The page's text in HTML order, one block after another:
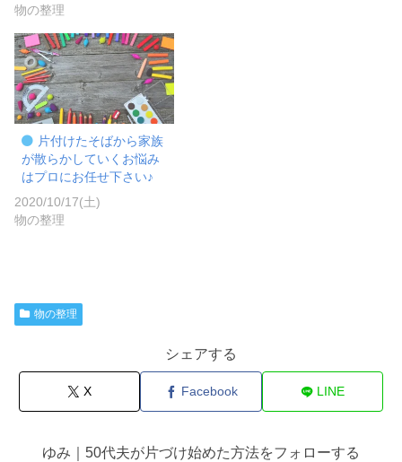
物の整理
片付けたそばから家族
が散らかしていくお悩み
はプロにお任せ下さい♪
2020/10/17(土)
物の整理
物の整理
シェアする
X Facebook LINE
ゆみ｜50代夫が片づけ始めた方法をフォローする